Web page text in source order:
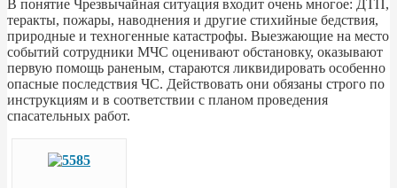
В понятие Чрезвычайная ситуация входит очень многое: ДТП,
теракты, пожары, наводнения и другие стихийные бедствия,
природные и техногенные катастрофы. Выезжающие на место
событий сотрудники МЧС оценивают обстановку, оказывают
первую помощь раненым, стараются ликвидировать особенно
опасные последствия ЧС. Действовать они обязаны строго по
инструкциям и в соответствии с планом проведения
спасательных работ.